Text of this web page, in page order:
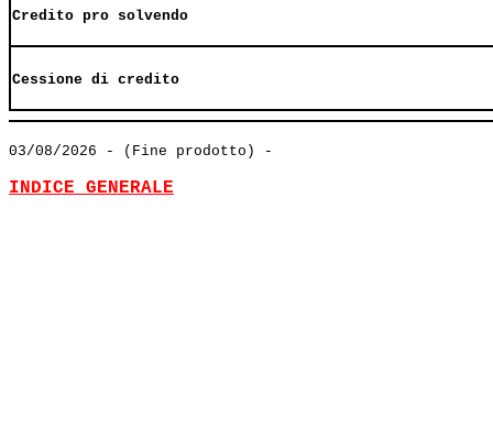
Credito pro solvendo
Cessione di credito
03/08/2026 - (Fine prodotto) -
INDICE GENERALE